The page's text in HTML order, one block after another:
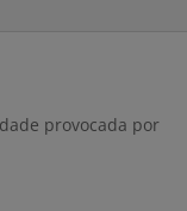
provocada por